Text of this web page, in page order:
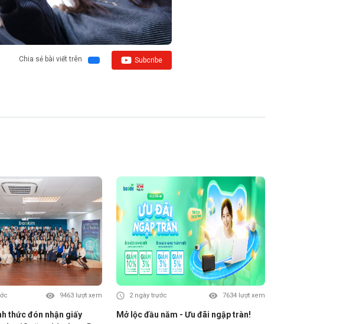
Chia sẻ bài viết trên Subcribe
9463 lượt xem
thức đón nhận giấy
2 ngày trước 7634 lượt xem
Mở lộc đầu năm - Ưu đãi ngập tràn!